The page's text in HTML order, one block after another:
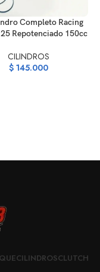
Completo Racing
Repotenciado 150cc
CILINDROS
$ 145.000
CILINDROSCLUTCH